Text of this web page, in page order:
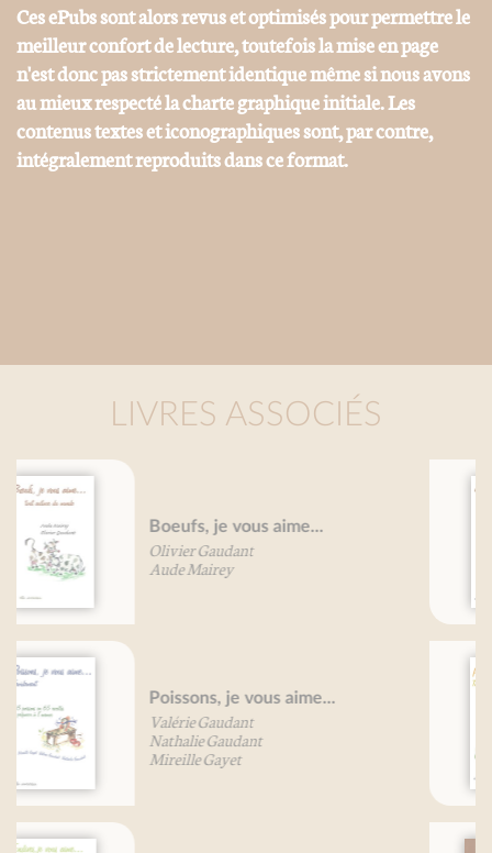
Ces ePubs sont alors revus et optimisés pour permettre le
meilleur confort de lecture, toutefois la mise en page
n'est donc pas strictement identique même si nous avons
au mieux respecté la charte graphique initiale. Les
contenus textes et iconographiques sont, par contre,
intégralement reproduits dans ce format.
LIVRES ASSOCIÉS
Légumes oubliés, je vous aime...
Béatrice Vigot-Lagandré
Pâtes, je vous aime....
Line De Smet
Olivier Gaudant